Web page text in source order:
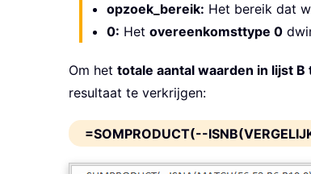
opzoek_bereik: Het bereik dat
0: Het overeenkomsttype 0
Om het totale aantal waarden in lijst
resultaat te verkrijgen:
=SOMPRODUCT(--